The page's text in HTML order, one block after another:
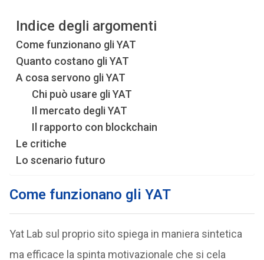
Indice degli argomenti
Come funzionano gli YAT
Quanto costano gli YAT
A cosa servono gli YAT
Chi può usare gli YAT
Il mercato degli YAT
Il rapporto con blockchain
Le critiche
Lo scenario futuro
Come funzionano gli YAT
Yat Lab sul proprio sito spiega in maniera sintetica
ma efficace la spinta motivazionale che si cela